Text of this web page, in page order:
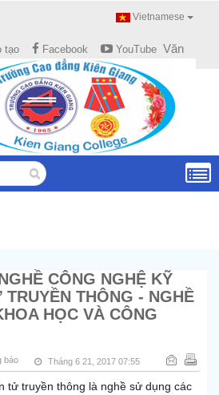
Vietnamese
tạo Facebook YouTube Văn
CÔNG NGHỆ KỸ
THÔNG - NGHỀ
HỌC VÀ CÔNG
báo Tháng 6 21, 2017 07:55
tử truyền thông là nghề sử dụng các